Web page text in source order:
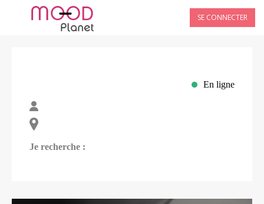
SE CONNECTER
En ligne
Je recherche :